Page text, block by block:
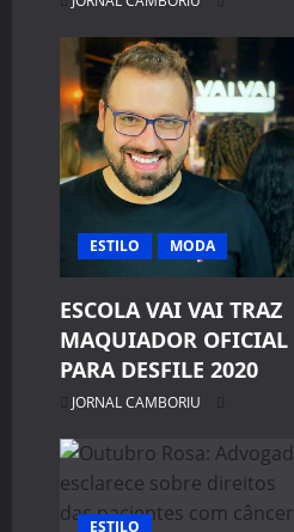
ESTILO MODA
ESCOLA VAI VAI TRAZ
MAQUIADOR OFICIAL
PARA DESFILE 2020
JORNAL CAMBORIU
ESTILO